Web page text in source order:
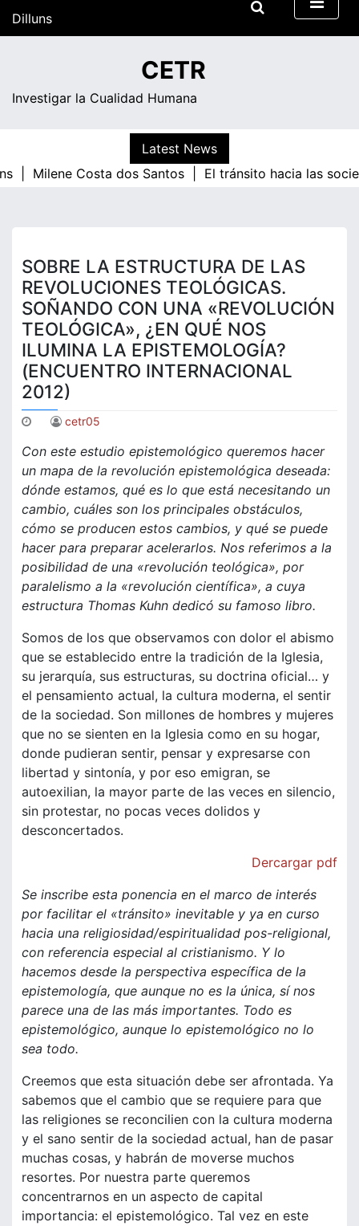
Dilluns
CETR
Investigar la Cualidad Humana
Latest News
|
Milene Costa dos Santos | El tránsito hacia las
SOBRE LA ESTRUCTURA DE LAS
REVOLUCIONES TEOLÓGICAS.
SOÑANDO CON UNA «REVOLUCIÓN
TEOLÓGICA», ¿EN QUÉ NOS
ILUMINA LA EPISTEMOLOGÍA?
(ENCUENTRO INTERNACIONAL
2012)
cetr05
Con este estudio epistemológico queremos hacer
un mapa de la revolución epistemológica deseada:
dónde estamos, qué es lo que está necesitando un
cambio, cuáles son los principales obstáculos,
cómo se producen estos cambios, y qué se puede
hacer para preparar acelerarlos. Nos referimos a la
posibilidad de una «revolución teológica», por
paralelismo a la «revolución científica», a cuya
estructura Thomas Kuhn dedicó su famoso libro.
Somos de los que observamos con dolor el abismo
que se establecido entre la tradición de la Iglesia,
su jerarquía, sus estructuras, su doctrina oficial… y
el pensamiento actual, la cultura moderna, el sentir
de la sociedad. Son millones de hombres y mujeres
que no se sienten en la Iglesia como en su hogar,
donde pudieran sentir, pensar y expresarse con
libertad y sintonía, y por eso emigran, se
autoexilian, la mayor parte de las veces en silencio,
sin protestar, no pocas veces dolidos y
desconcertados.
Dercargar pdf
Se inscribe esta ponencia en el marco de interés
por facilitar el «tránsito» inevitable y ya en curso
hacia una religiosidad/espiritualidad pos-religional,
con referencia especial al cristianismo. Y lo
hacemos desde la perspectiva específica de la
epistemología, que aunque no es la única, sí nos
parece una de las más importantes. Todo es
epistemológico, aunque lo epistemológico no lo
sea todo.
Creemos que esta situación debe ser afrontada. Ya
sabemos que el cambio que se requiere para que
las religiones se reconcilien con la cultura moderna
y el sano sentir de la sociedad actual, han de pasar
muchas cosas, y habrán de moverse muchos
resortes. Por nuestra parte queremos
concentrarnos en un aspecto de capital
importancia: el epistemológico. Tal vez en este